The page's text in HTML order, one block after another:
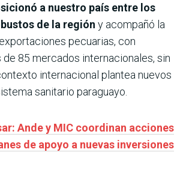
a nuestro país entre los
de la región y acompañó la
pecuarias, con
85 mercados internacionales, sin
internacional plantea nuevos
sanitario paraguayo.
Ande y MIC coordinan acciones
de apoyo a nuevas inversiones